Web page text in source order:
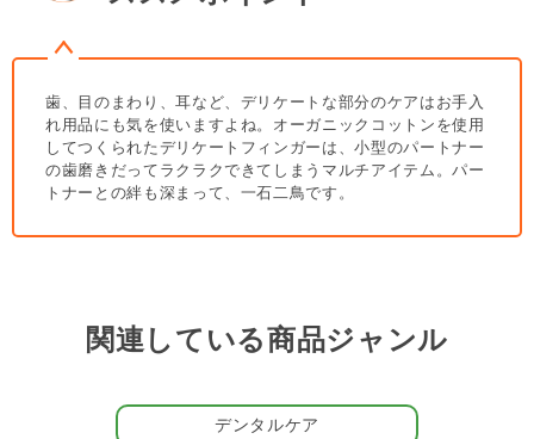
歯、目のまわり、耳など、デリケートな部分のケアはお手入
れ用品にも気を使いますよね。オーガニックコットンを使用
してつくられたデリケートフィンガーは、小型のパートナー
の歯磨きだってラクラクできてしまうマルチアイテム。パー
トナーとの絆も深まって、一石二鳥です。
関連している商品ジャンル
デンタルケア